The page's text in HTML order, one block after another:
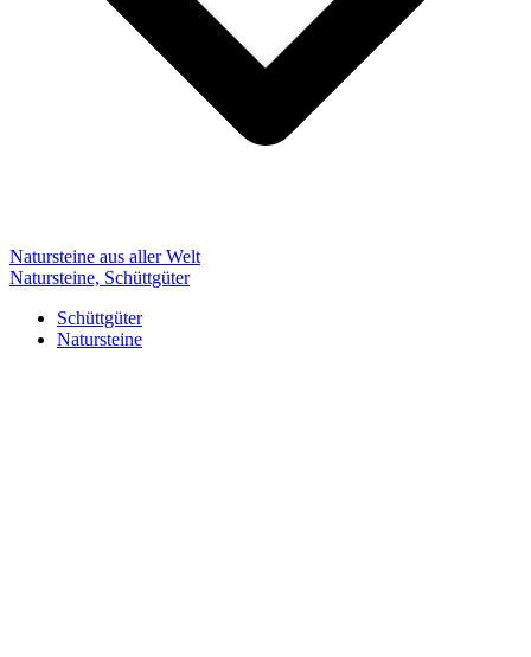
Natursteine aus aller Welt
Natursteine, Schüttgüter
Schüttgüter
Natursteine